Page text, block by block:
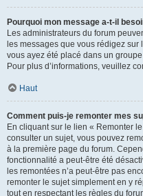
Pourquoi mon message a-t-il
Les administrateurs du forum
les messages que vous rédigez
vous ayez été placé dans un
Pour plus d’informations, veuillez
Haut
Comment puis-je remonter mes
En cliquant sur le lien « Remonter
consulter un sujet, vous pouvez
à la première page du forum.
fonctionnalité a peut-être été
les remontées n’a peut-être pas
remonter le sujet simplement en y
tout en respectant les règles du